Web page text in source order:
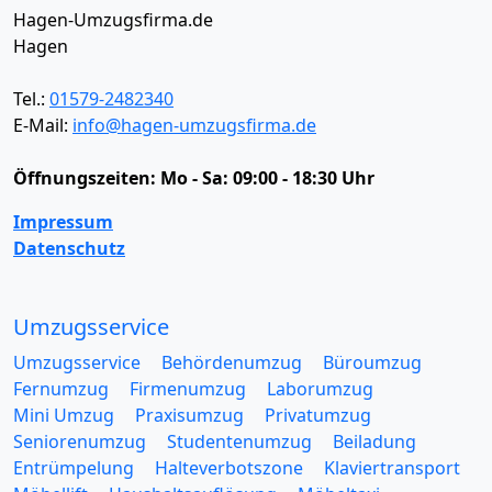
Hagen-Umzugsfirma.de
Hagen
Tel.: 01579-2482340
E-Mail: info@hagen-umzugsfirma.de
Öffnungszeiten: Mo - Sa: 09:00 - 18:30 Uhr
Impressum
Datenschutz
Umzugsservice
Umzugsservice Behördenumzug
Büroumzug
Fernumzug
Firmenumzug
Laborumzug
Mini Umzug
Praxisumzug
Privatumzug
Seniorenumzug
Studentenumzug
Beiladung
Entrümpelung
Halteverbotszone
Klaviertransport